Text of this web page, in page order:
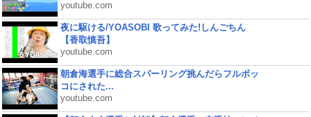
youtube.com
夜に駆ける/YOASOBI 歌ってみた!しんごちん
【香取慎吾】
youtube.com
朝倉海選手に総合スパーリング挑んだらフルボッ
コにされた...
youtube.com